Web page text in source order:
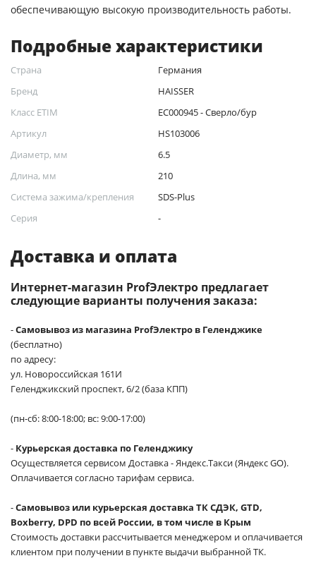
обеспечивающую высокую производительность работы.
Подробные характеристики
Страна
Германия
Бренд
HAISSER
Класс ETIM
EC000945 - Сверло/бур
Артикул
HS103006
Диаметр, мм
6.5
Длина, мм
210
Система зажима/крепления
SDS-Plus
Серия
-
Доставка и оплата
Интернет-магазин ProfЭлектро предлагает
следующие варианты получения заказа:
-Самовывоз из магазина ProfЭлектро в Геленджике
(бесплатно)
по адресу:
ул. Новороссийская 161И
Геленджикский проспект, 6/2 (база КПП)
(пн-сб: 8:00-18:00; вс: 9:00-17:00)
- Курьерская доставка по Геленджику
Осуществляется сервисом Доставка - Яндекс.Такси (Яндекс GO).
Оплачивается согласно тарифам сервиса.
-Самовывоз или курьерская доставка ТК СДЭК, GTD,
Boxberry, DPD по всей России, в том числе в Крым
Стоимость доставки рассчитывается менеджером и оплачивается
клиентом при получении в пункте выдачи выбранной ТК.